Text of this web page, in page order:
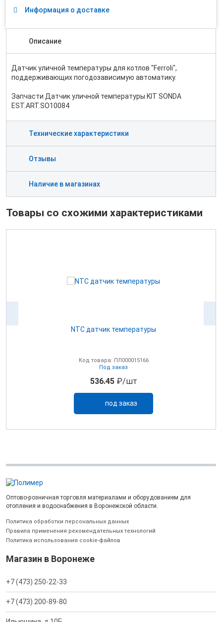
Информация о доставке
Описание
Датчик уличной температуры для котлов "Ferroli",
поддерживающих погодозависимую автоматику.
Запчасти Датчик уличной температуры KIT SONDA
EST.ART.SO10084
Технические характеристики
Отзывы
Наличие в магазинах
Товары со схожими характеристиками
NTC датчик температуры
Код товара: ПЛ000015166
Под заказ
536.45₽/шт
под заказ
Оптово-розничная торговля материалами и оборудованием для
отопления и водоснабжения в Воронежской области.
Политика обработки персональных данных
Правила применения рекомендательных технологий
Политика использования cookie-файлов
Магазин в Воронеже
+7 (473) 250-22-33
+7 (473) 200-89-80